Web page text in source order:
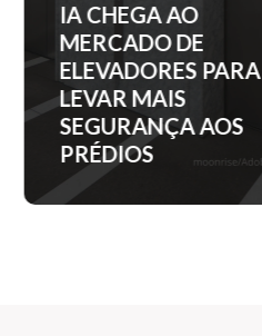
IA CHEGA AO
MERCADO DE
ELEVADORES PARA
LEVAR MAIS
SEGURANÇA AOS
PRÉDIOS